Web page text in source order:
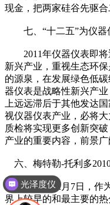
现金，把两家硅谷先驱合
七、“十二五”为仪器
2011年仪器仪表即将
新兴产业，重视生态环
的源泉，在发展绿色低
器仪表是战略性新兴产
上远远滞后于其他发达
视仪器仪表产业，必将
质检将实现更多创新突
产业的重要内容，前景广
六、梅特勒-托利多
2010年12月7日，作为
界上较早的和最主要的
光泽度仪